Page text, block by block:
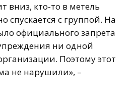
вниз, кто-то в метель
спускается с группой. На
официального запрета
ни одной
Поэтому этот
не нарушили», –